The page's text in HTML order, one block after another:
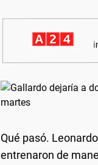
Qué pasó.
entrenaron de